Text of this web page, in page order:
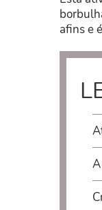
afins e